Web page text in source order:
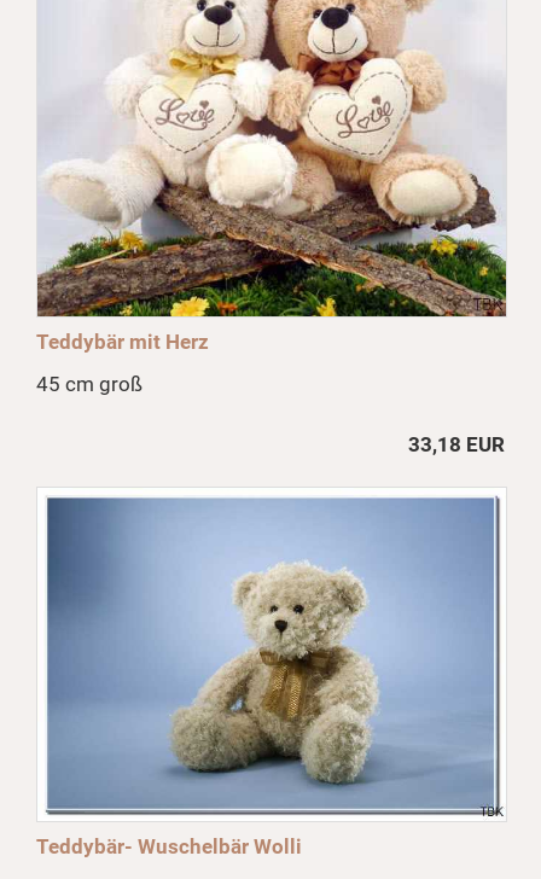
Teddybär mit Herz
45 cm groß
33,18 EUR
Teddybär- Wuschelbär Wolli